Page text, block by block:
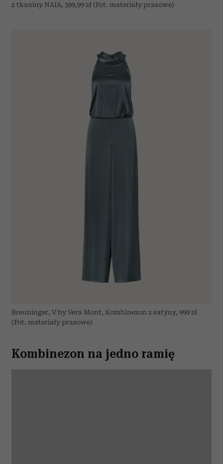
z tkaniny NAIA, 399,99 zł (Fot. materiały prasowe)
Breuninger, V by Vera Mont, Kombinezon z satyny, 999 zł
(Fot. materiały prasowe)
Kombinezon na jedno ramię